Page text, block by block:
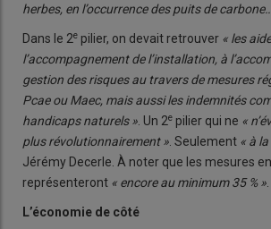
herbes, en l’occurrence des puits de
Dans le 2e pilier, on devait retrouver « les
l’accompagnement de l’installation, à
gestion des risques au travers de mesures
Pcae ou Maec, mais aussi les indemnités
handicaps naturels » . Un 2e pilier qui ne «
plus révolutionnairement » . Seulement « à
Jérémy Decerle. À noter que les mesures
représenteront « encore au minimum 35 % »
L’économie de côté